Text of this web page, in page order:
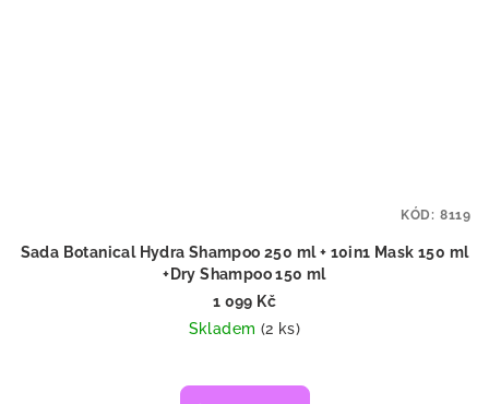
Sada Botanical Hydra Shampoo 250 ml + 10in1 Mask 150 ml
+Dry Shampoo 150 ml
1 099 Kč
Skladem (2 ks)
KÓD: 8119